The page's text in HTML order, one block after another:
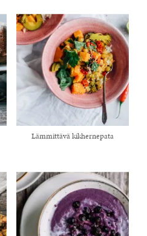
Lämmittävä kikhernepata